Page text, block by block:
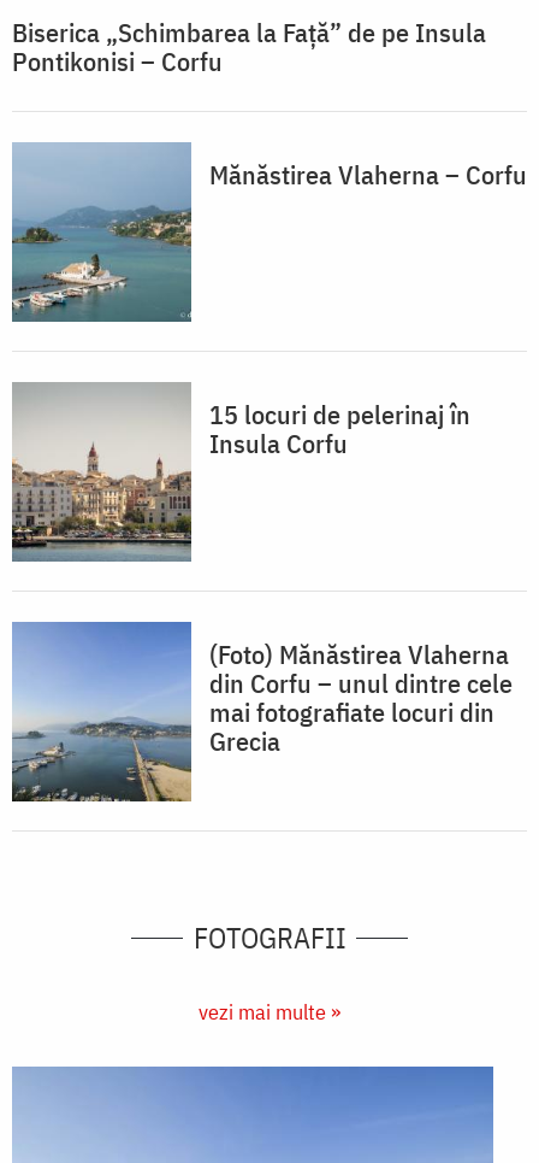
Biserica „Schimbarea la Față” de pe Insula
Pontikonisi – Corfu
Mănăstirea Vlaherna – Corfu
15 locuri de pelerinaj în
Insula Corfu
(Foto) Mănăstirea Vlaherna
din Corfu – unul dintre cele
mai fotografiate locuri din
Grecia
FOTOGRAFII
vezi mai multe »